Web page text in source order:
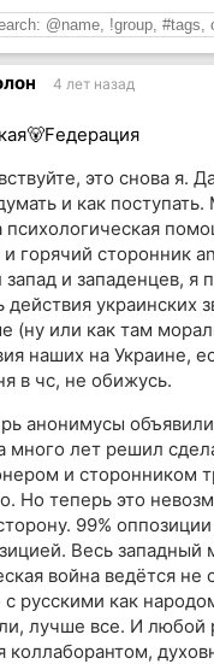
4 лет назад
это снова я.
и как
горячий сторонник
и западенцев, я
действия украинских
(ну или как там
наших на Украине,
в чс, не обижусь.
анонимусы
много лет решил
и сторонником
Но теперь это
99%
Весь западный
война ведётся
с русскими как
лучше все. И любой
коллаборантом,